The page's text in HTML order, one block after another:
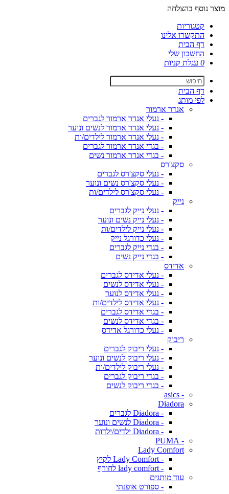
מוצר נוסף בהצלחה
קטגוריות
התקשרו אלינו
דף הבית
החשבון שלי
0 עגלת קניות
דף הבית
לפי מותג
אנדר ארמור
- נעלי אנדר ארמור לגברים
- נעלי אנדר ארמור לנשים ונוער
- נעלי אנדר ארמור לילדים/ות
- בגדי אנדר ארמור לגברים
- בגדי אנדר ארמור נשים
סקצ'רס
- נעלי סקצ'רס לגברים
- נעלי סקצ'רס נשים ונוער
- נעלי סקצ'רס לילדים/ות
נייק
- נעלי נייק לגברים
- נעלי נייק נשים ונוער
- נעלי נייק לילדים/ות
- נעלי כדורגל נייק
- בגדי נייק לגברים
- בגדי נייק נשים
אדידס
- נעלי אדידס לגברים
- נעלי אדידס לנשים
- נעלי אדידס לנוער
- נעלי אדידס לילדים/ות
- בגדי אדידס לגברים
- בגדי אדידס לנשים
- נעלי כדורגל אדידס
ריבוק
- נעלי ריבוק לגברים
- נעלי ריבוק לנשים ונוער
- נעלי ריבוק לילדים/ות
- בגדי ריבוק לגברים
- בגדי ריבוק לנשים
- asics
Diadora
- Diadora לגברים
- Diadora לנשים ונוער
- Diadora ילדים/ילדות
- PUMA
Lady Comfort
- Lady Comfort לקיץ
- lady comfort לחורף
עוד מותגים
- ספורט אופנתי